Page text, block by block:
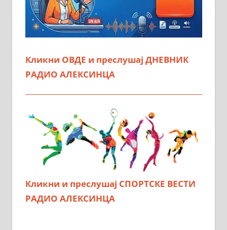
Кликни ОВДЕ и преслушај ДНЕВНИК
РАДИО АЛЕКСИНЦА
Кликни и преслушај СПОРТСКЕ ВЕСТИ
РАДИО АЛЕКСИНЦА